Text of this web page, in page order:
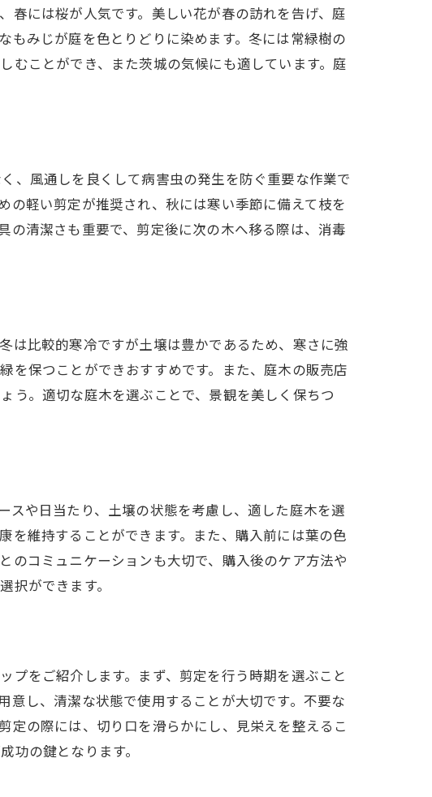
する方法
グ
春には桜が人気です。美しい花が春の訪れを告げ、庭
もみじが庭を色とりどりに染めます。冬には常緑樹の
むことができ、また茨城の気候にも適しています。庭
、風通しを良くして病害虫の発生を防ぐ重要な作業で
の軽い剪定が推奨され、秋には寒い季節に備えて枝を
の清潔さも重要で、剪定後に次の木へ移る際は、消毒
は比較的寒冷ですが土壌は豊かであるため、寒さに強
を保つことができおすすめです。また、庭木の販売店
う。適切な庭木を選ぶことで、景観を美しく保ちつ
スや日当たり、土壌の状態を考慮し、適した庭木を選
を維持することができます。また、購入前には葉の色
のコミュニケーションも大切で、購入後のケア方法や
択ができます。
プをご紹介します。まず、剪定を行う時期を選ぶこと
意し、清潔な状態で使用することが大切です。不要な
定の際には、切り口を滑らかにし、見栄えを整えるこ
功の鍵となります。